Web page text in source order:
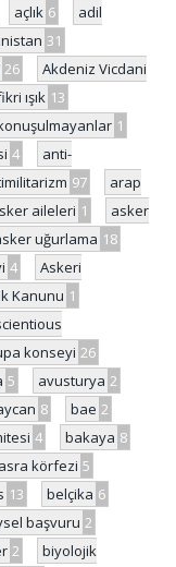
açlık 6
adil
31
26
Akdeniz Vicdani
ışık 13
1
4
anti-
97
arap
aileleri 1
asker
uğurlama 18
4
Askeri
Kanunu 1
konseyi 26
5 avusturya 2
8 bae 2
4 bakaya 8
körfezi 5
13 belçika 6
başvuru 2
2
biyolojik